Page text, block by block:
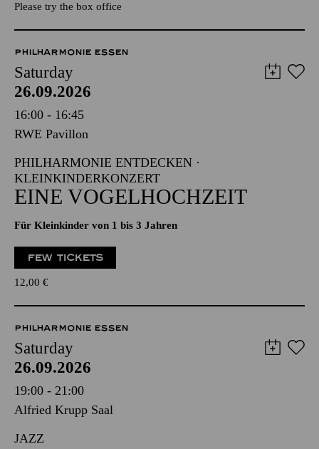
Please try the box office
PHILHARMONIE ESSEN
Saturday
26.09.2026
16:00 - 16:45
RWE Pavillon
PHILHARMONIE ENTDECKEN ·
KLEINKINDERKONZERT
EINE VOGELHOCHZEIT
Für Kleinkinder von 1 bis 3 Jahren
FEW TICKETS
12,00 €
PHILHARMONIE ESSEN
Saturday
26.09.2026
19:00 - 21:00
Alfried Krupp Saal
JAZZ